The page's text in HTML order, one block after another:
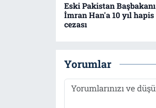
Eski Pakistan Başbakanı
İmran Han'a 10 yıl hapis
cezası
Yorumlar